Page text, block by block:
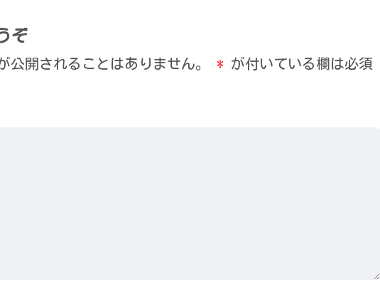
ぞ
公開されることはありません。 * が付いている欄は必須